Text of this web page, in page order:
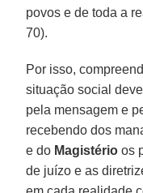
povos e de toda a
70).
Por isso,
situação social
pela mensagem e
recebendo dos
e do Magistério os
de juízo e as